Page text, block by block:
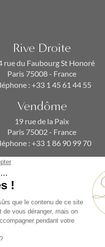
Rive Droite
rue du Faubourg St Honoré
Paris 75008 - France
: +33 1 45 61 44 55
Vendôme
19 rue de la Paix
Paris 75002 - France
: +33 1 86 90 99 70
VOUS À NOTRE